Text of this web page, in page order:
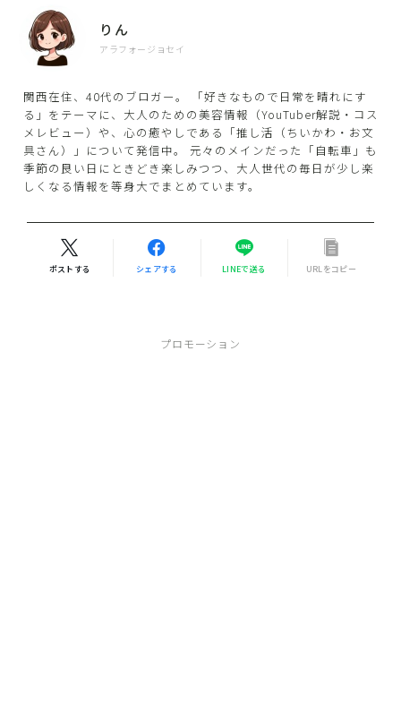
りん
アラフォージョセイ
関西在住、40代のブロガー。 「好きなもので日常を晴れにす
る」をテーマに、大人のための美容情報（YouTuber解説・コス
メレビュー）や、心の癒やしである「推し活（ちいかわ・お文
具さん）」について発信中。 元々のメインだった「自転車」も
季節の良い日にときどき楽しみつつ、大人世代の毎日が少し楽
しくなる情報を等身大でまとめています。
ポストする シェアする LINEで送る URLをコピー
プロモーション